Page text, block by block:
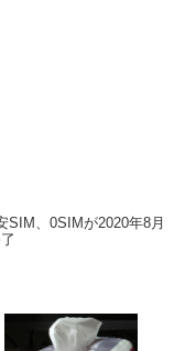
SIM、0SIMが2020年8月